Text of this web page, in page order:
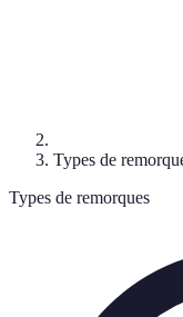
Types de
Types de remorques